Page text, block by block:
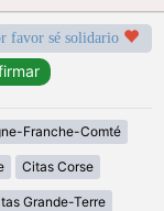
favor sé solidario
Franche-Comté
Citas Corse
Grande-Terre